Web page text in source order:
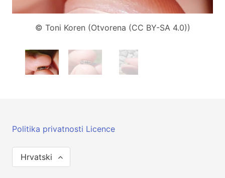
© Toni Koren (Otvorena (CC BY-SA 4.0))
Politika privatnosti Licence
Hrvatski